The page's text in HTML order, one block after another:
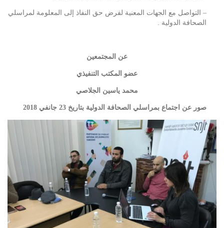
– التواصل مع الجهات المعنية لفرض حق النفاذ إلى المعلومة لمراسلي
الصحافة الدولية .
عن المجتمعين
عضو المكتب التنفيذي
محمد ياسين الجلاصي
صور عن اجتماع بمراسلي الصحافة الدولية بتاريخ 23 جانفي 2018